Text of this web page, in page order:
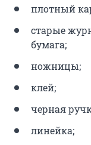
плотный
старые
бумага;
ножницы;
клей;
черная
линейка;